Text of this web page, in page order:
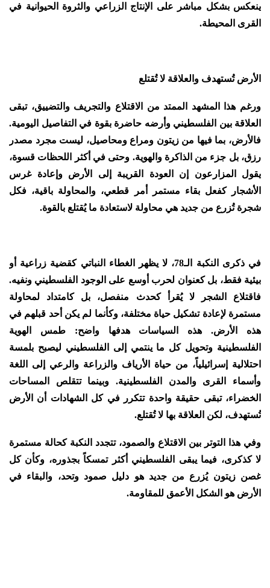
ينعكس بشكل مباشر على الإنتاج الزراعي والثروة الحيوانية في
القرى المحيطة.
الأرض تُستهدف والعلاقة لا تُقتلع
ورغم هذا المشهد الممتد من الاقتلاع والتجريف والتضييق، تبقى
العلاقة بين الفلسطيني وأرضه حاضرة بقوة في التفاصيل اليومية.
فالأرض، بما فيها من زيتون ومراع ومحاصيل، ليست مجرد مصدر
رزق، بل جزء من الذاكرة والهوية. وحتى في أكثر اللحظات قسوة،
يقول المزارعون إن العودة القريبة إلى الأرض وإعادة غرس
الأشجار كفعل بقاء مستمر أمر قطعي، والمحاولة باقية، فكل
شجرة تُزرع من جديد هي محاولة لاستعادة ما يُقتلع بالقوة.
في ذكرى النكبة الـ78، لا يظهر الغطاء النباتي كقضية زراعية أو
بيئية فقط، بل كعنوان لحرب أوسع على الوجود الفلسطيني ونفيه.
فاقتلاع الشجر لا يُقرأ كحدث منفصل، بل كامتداد لمحاولة
مستمرة لإعادة تشكيل حياة مختلفة، وكأنما لم يكن أحد قبلهم في
هذه الأرض. هذه السياسات هدفها واضح: طمس الهوية
الفلسطينية وتحويل كل ما ينتمي إلى الفلسطيني ليصبح بلمسة
احتلالية إسرائيلياً، من حياة الأرياف والزراعة والرعي إلى اللغة
وأسماء القرى والمدن الفلسطينية. وبينما تتقلص المساحات
الخضراء، تبقى حقيقة واحدة تتكرر في كل الشهادات أن الأرض
تُستهدف، لكن العلاقة بها لا تُقتلع.
وفي هذا التوتر بين الاقتلاع والصمود، تتجدد النكبة كحالة مستمرة
لا كذكرى، فيما يبقى الفلسطيني أكثر تمسكاً بجذوره، وكأن كل
غصن زيتون يُزرع من جديد هو دليل صمود وتحد، والبقاء في
الأرض هو الشكل الأعمق للمقاومة.